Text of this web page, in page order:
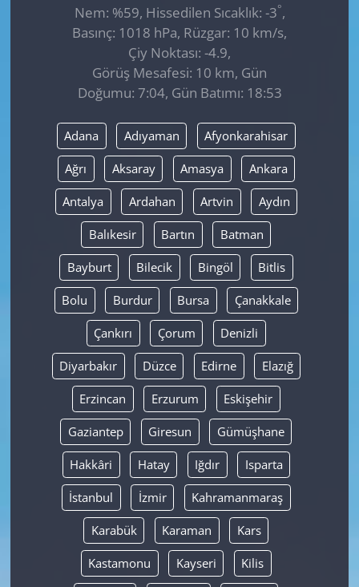
Nem: %59, Hissedilen Sıcaklık: -3°,
Basınç: 1018 hPa, Rüzgar: 10 km/s,
Çiy Noktası: -4.9,
Görüş Mesafesi: 10 km, Gün
Doğumu: 7:04, Gün Batımı: 18:53
Adana Adıyaman Afyonkarahisar
Ağrı Aksaray Amasya Ankara
Antalya Ardahan Artvin Aydın
Balıkesir Bartın Batman
Bayburt Bilecik Bingöl Bitlis
Bolu Burdur Bursa Çanakkale
Çankırı Çorum Denizli
Diyarbakır Düzce Edirne Elazığ
Erzincan Erzurum Eskişehir
Gaziantep Giresun Gümüşhane
Hakkâri Hatay Iğdır Isparta
İstanbul İzmir Kahramanmaraş
Karabük Karaman Kars
Kastamonu Kayseri Kilis